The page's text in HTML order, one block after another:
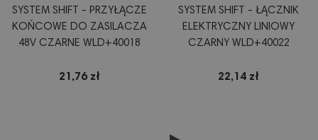
SYSTEM SHIFT - PRZYŁĄCZE
KOŃCOWE DO ZASILACZA
48V CZARNE WLD+40018
21,76 zł
SYSTEM SHIFT - ŁĄCZNIK
ELEKTRYCZNY LINIOWY
CZARNY WLD+40022
22,14 zł